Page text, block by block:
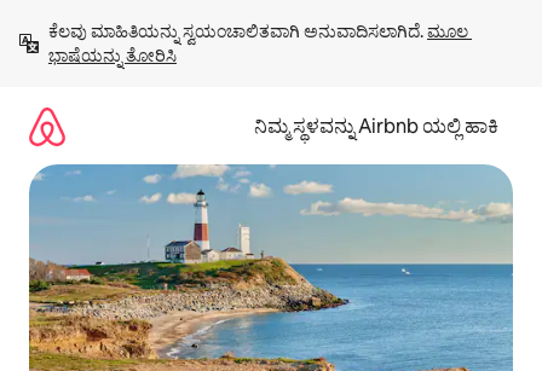
ಹೋಗಿ
ಕೆಲವು ಮಾಹಿತಿಯನ್ನು ಸ್ವಯಂಚಾಲಿತವಾಗಿ ಅನುವಾದಿಸಲಾಗಿದೆ. ಮೂಲ
ಭಾಷೆಯನ್ನು ತೋರಿಸಿ
ನಿಮ್ಮ ಸ್ಥಳವನ್ನು Airbnb ಯಲ್ಲಿ ಹಾಕಿ